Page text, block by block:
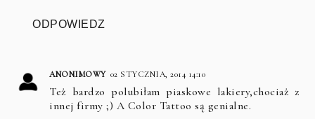
ODPOWIEDZ
ANONIMOWY 02 STYCZNIA, 2014 14:10
Też bardzo polubiłam piaskowe lakiery,chociaż z
innej firmy ;) A Color Tattoo są genialne.